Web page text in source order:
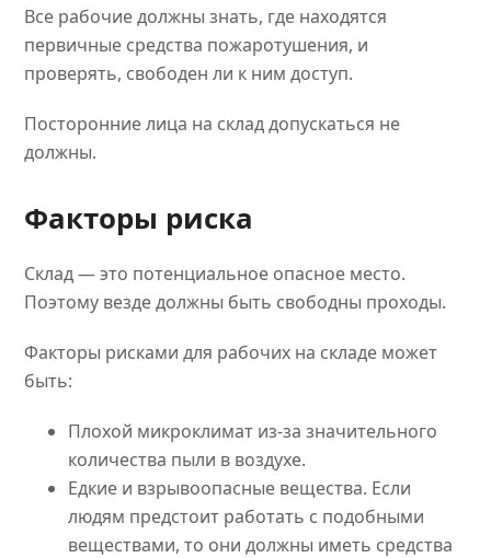
Все рабочие должны знать, где находятся
первичные средства пожаротушения, и
проверять, свободен ли к ним доступ.
Посторонние лица на склад допускаться не
должны.
Факторы риска
Склад — это потенциальное опасное место.
Поэтому везде должны быть свободны проходы.
Факторы рисками для рабочих на складе может
быть:
Плохой микроклимат из-за значительного
количества пыли в воздухе.
Едкие и взрывоопасные вещества. Если
людям предстоит работать с подобными
веществами, то они должны иметь средства